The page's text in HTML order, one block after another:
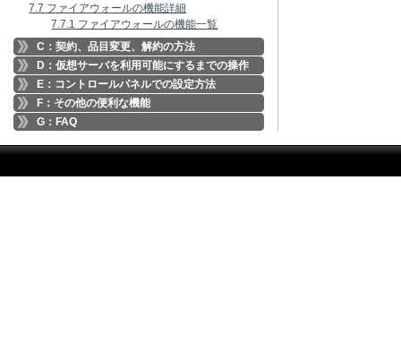
7.7 ファイアウォールの機能詳細
7.7.1 ファイアウォールの機能一覧
C：契約、品目変更、解約の方法
D：仮想サーバを利用可能にするまでの操作
E：コントロールパネルでの設定方法
F：その他の便利な機能
G：FAQ